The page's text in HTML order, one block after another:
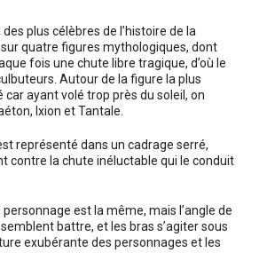
plus célèbres de l’histoire de la
quatre figures mythologiques, dont
fois une chute libre tragique, d’où le
Autour de la figure la plus
car ayant volé trop près du soleil, on
Ixion et Tantale.
représenté dans un cadrage serré,
contre la chute inéluctable qui le conduit
est la même, mais l’angle de
battre, et les bras s’agiter sous
exubérante des personnages et les